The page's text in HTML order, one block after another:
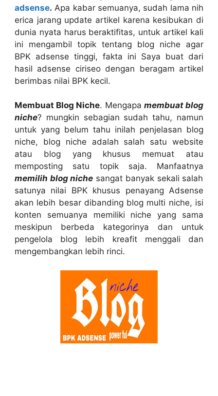
adsense. Apa kabar semuanya, sudah lama nih
erica jarang update artikel karena kesibukan di
dunia nyata harus beraktifitas, untuk artikel kali
ini mengambil topik tentang blog niche agar
BPK adsense tinggi, fakta ini Saya buat dari
hasil adsense ciriseo dengan beragam artikel
berimbas nilai BPK kecil.
Membuat Blog Niche. Mengapa membuat blog
niche? mungkin sebagian sudah tahu, namun
untuk yang belum tahu inilah penjelasan blog
niche, blog niche adalah salah satu website
atau blog yang khusus memuat atau
memposting satu topik saja. Manfaatnya
memilih blog niche sangat banyak sekali salah
satunya nilai BPK khusus penayang Adsense
akan lebih besar dibanding blog multi niche, isi
konten semuanya memiliki niche yang sama
meskipun berbeda kategorinya dan untuk
pengelola blog lebih kreafit menggali dan
mengembangkan lebih rinci.